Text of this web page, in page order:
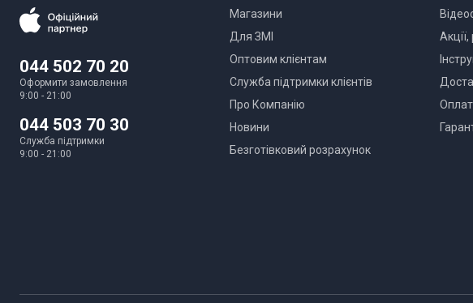
044 502 70 20
Оформити замовлення
9:00 - 21:00
044 503 70 30
Служба підтримки
9:00 - 21:00
Магазини
Для ЗМІ
Оптовим клієнтам
Служба підтримки клієнтів
Про Компанію
Новини
Безготівковий розрахунок